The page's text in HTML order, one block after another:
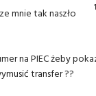
mnie tak naszło
na PIEC żeby
transfer ??